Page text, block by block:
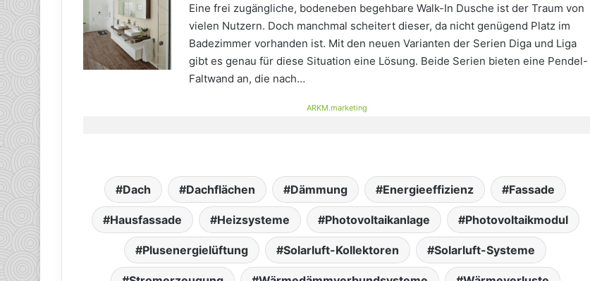
Eine frei zugängliche, bodeneben begehbare Walk-In Dusche ist der Traum von
vielen Nutzern. Doch manchmal scheitert dieser, da nicht genügend Platz im
Badezimmer vorhanden ist. Mit den neuen Varianten der Serien Diga und Liga
gibt es genau für diese Situation eine Lösung. Beide Serien bieten eine Pendel-
Faltwand an, die nach…
ARKM.marketing
Dach Dachflächen Dämmung Energieeffizienz Fassade
Hausfassade Heizsysteme Photovoltaikanlage Photovoltaikmodul
Plusenergielüftung Solarluft-Kollektoren Solarluft-Systeme